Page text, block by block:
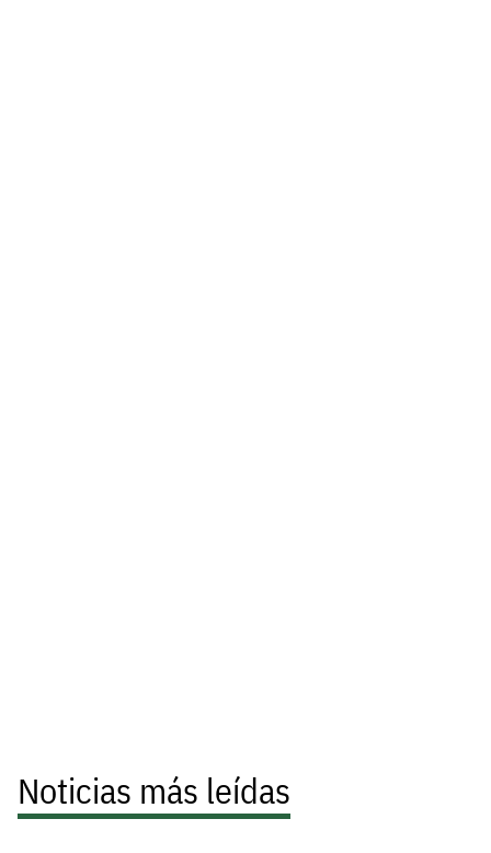
Noticias más leídas